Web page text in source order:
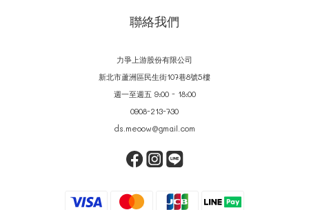
聯絡我們
力爭上游股份有限公司
新北市蘆洲區民生街107巷8號5樓
週一至週五 9:00 - 18:00
0908-213-730
ds.meoow@gmail.com